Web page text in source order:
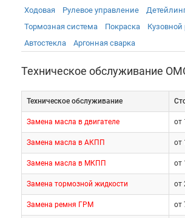
Ходовая
Рулевое управление
Тормозная система
Покраска
Автостекла
Аргонная сварка
Техническое обслуживание
Техническое обслуживание
Замена масла в двигателе от
Замена масла в АКПП от
Замена масла в МКПП от
Замена тормозной жидкости от
Замена ремня ГРМ от